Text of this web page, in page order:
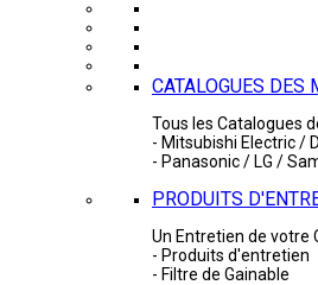
CATALOGUES DES
Tous les Catalogues
- Mitsubishi Electric /
- Panasonic / LG /
PRODUITS
Un Entretien de votre
- Produits d'entretien
- Filtre de Gainable